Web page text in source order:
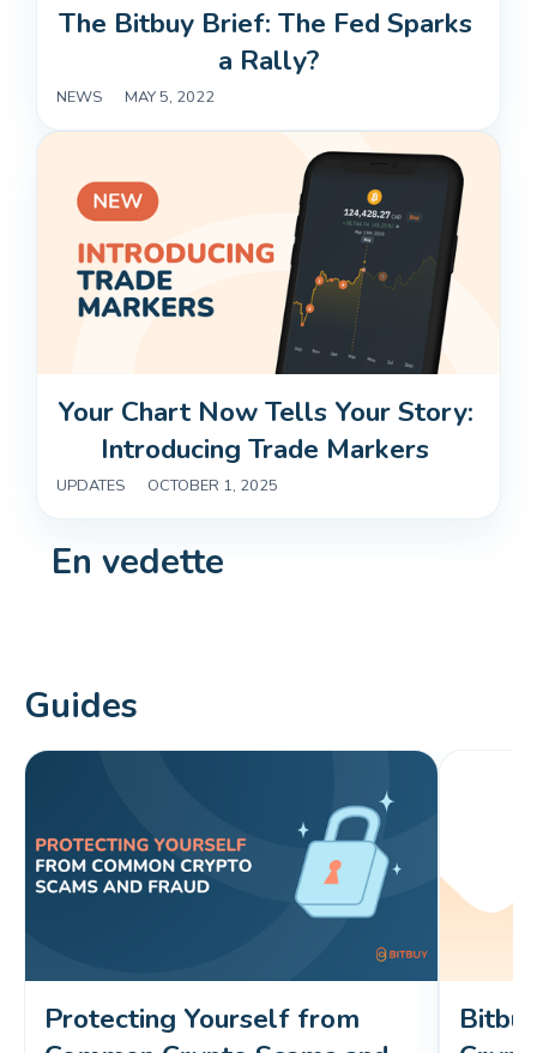
En vedette
Your Chart Now Tells Your Story:
Introducing Trade Markers
UPDATES OCTOBER 1, 2025
The Bitbuy Brief: The Fed Sparks
a Rally?
NEWS MAY 5, 2022
Guides
Protecting Yourself from